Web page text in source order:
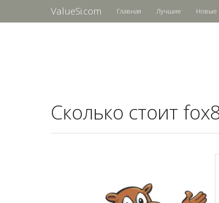
ValueSi.com Главная Лучшие Новые
Сколько стоит